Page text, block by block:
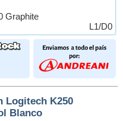
Graphite
L1/D0
Logitech K250
Blanco